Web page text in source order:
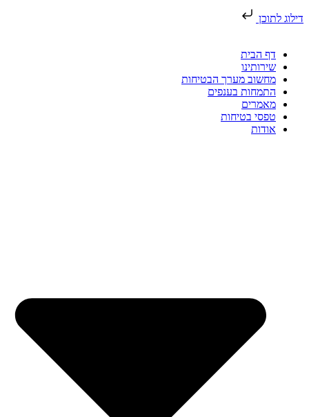
דילוג לתוכן
דף הבית
שירותינו
מחשוב מערך הבטיחות
התמחות בענפים
מאמרים
טפסי בטיחות
אודות